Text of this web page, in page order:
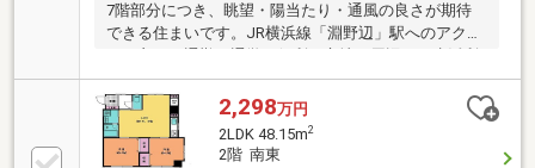
7階部分につき、眺望・陽当たり・通風の良さが期待
できる住まいです。JR横浜線「淵野辺」駅へのアクセ
便施設が揃い、日々のお買い物にも便利です。
2,298万円
2LDK 48.15m2
2階 南東